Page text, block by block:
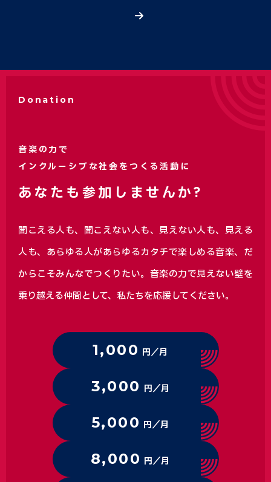
Donation
音楽の力で
インクルーシブな社会をつくる活動に
あなたも参加しませんか?
聞こえる人も、聞こえない人も、見えない人も、見える
人も、あらゆる人があらゆるカタチで楽しめる音楽、 だ
からこそみんなでつくりたい。音楽の力で見えない壁を
乗り越える仲間として、私たちを応援してください。
1,000 円／月
3,000 円／月
5,000 円／月
8,000 円／月